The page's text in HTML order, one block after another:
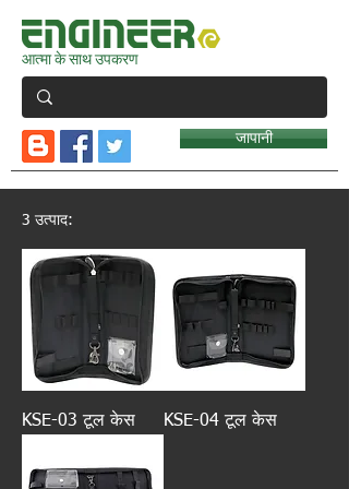
आत्मा के साथ उपकरण
जापानी
3 उत्पाद:
KSE-03 टूल केस KSE-04 टूल केस